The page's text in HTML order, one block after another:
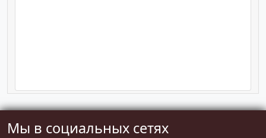
Мы в социальных сетях